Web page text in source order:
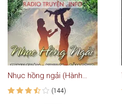
Nhục hồng ngải (Hành trình tim con bị mất tích)
(144)